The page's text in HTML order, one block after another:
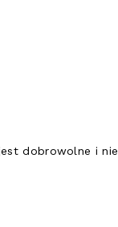
dobrowolne i nie